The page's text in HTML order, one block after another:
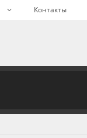
Контакты